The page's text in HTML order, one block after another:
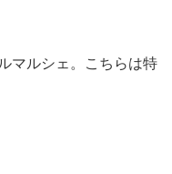
マルシェ。こちらは特